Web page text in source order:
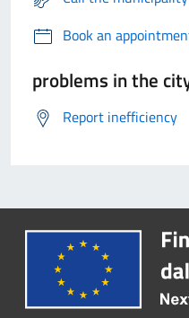
Book an
problems in the
Report inefficiency